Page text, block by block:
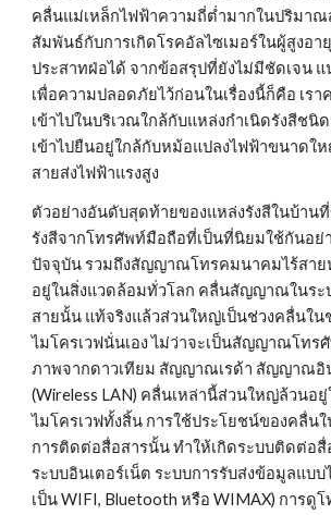
คลื่นแม่เหล็กไฟฟ้าความถี่ต่ำมากในปริมาณ
สัมพันธ์กับการเกิดโรคอัลไซเมอร์ในผู้สูงอา
ประสาทฝ่อได้ จากข้อสรุปที่ยังไม่มีชัดเจน
เพื่อความปลอดภัยไว้ก่อนในเรื่องนี้ก็คือ เรา
เข้าไปในบริเวณใกล้กับแหล่งกำเนิดรังสีชนิ
เข้าไปยืนอยู่ใกล้กับหม้อแปลงไฟฟ้าขนาดใ
สายส่งไฟฟ้าแรงสูง
ตัวอย่างอันดับสุดท้ายของแหล่งรังสีในบ้าน
รังสีจากโทรศัพท์มือถือที่เป็นที่นิยมใช้กันอย่
ปัจจุบัน รวมถึงสัญญาณโทรคมนาคมไร้สา
อยู่ในสิ่งแวดล้อมทั่วโลก คลื่นสัญญาณในระ
สายนั้น แท้จริงแล้วส่วนใหญ่เป็นช่วงคลื่นใน
ไมโครเวฟนั่นเอง ไม่ว่าจะเป็นสัญญาณโท
ภาพจากดาวเทียม สัญญาณเรด้า สัญญาณอิน
(Wireless LAN) คลื่นเหล่านี้ส่วนใหญ่ล้วนอ
ไมโครเวฟทั้งสิ้น การใช้ประโยชน์ของคลื่นใ
การติดต่อสื่อสารนั้น ทำให้เกิดระบบติดต่อ
ระบบอินเตอร์เน็ต ระบบการรับส่งข้อมูลแบบ
เป็น WIFI, Bluetooth หรือ WIMAX) การดู